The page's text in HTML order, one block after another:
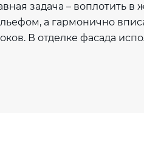
задача – воплотить
а гармонично
В отделке фасада